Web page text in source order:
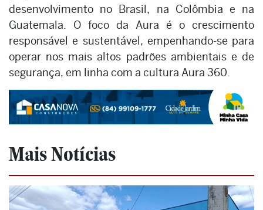
desenvolvimento no Brasil, na Colômbia e na
Guatemala. O foco da Aura é o crescimento
responsável e sustentável, empenhando-se para
operar nos mais altos padrões ambientais e de
segurança, em linha com a cultura Aura 360.
Mais Notícias